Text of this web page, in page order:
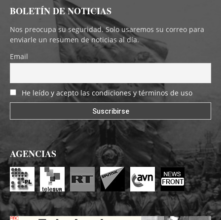
BOLETÍN DE NOTICIAS
Nos preocupa su seguridad. Solo usaremos su correo para
enviarle un resumen de noticias al día.
Email
He leído y acepto las condiciones y términos de uso
AGENCIAS